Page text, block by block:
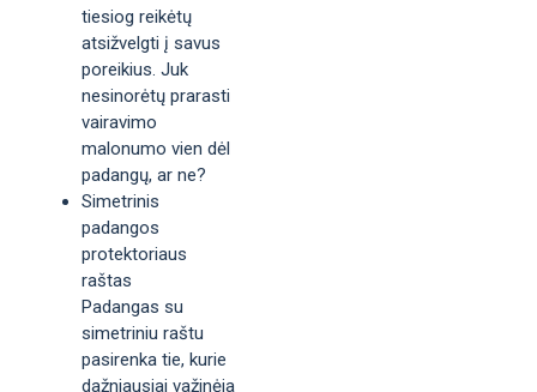
tiesiog reikėtų
atsižvelgti į savus
poreikius. Juk
nesinorėtų prarasti
vairavimo
malonumo vien dėl
padangų, ar ne?
Simetrinis
padangos
protektoriaus
raštas
Padangas su
simetriniu raštu
pasirenka tie, kurie
dažniausiai važinėja